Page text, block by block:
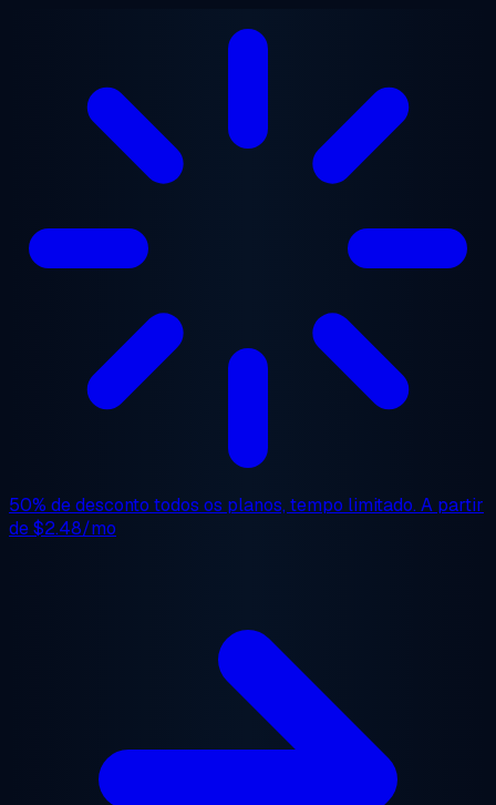
Saltar para o conteúdo principal
50% de desconto todos os planos, tempo limitado. A partir
de$2.48/mo